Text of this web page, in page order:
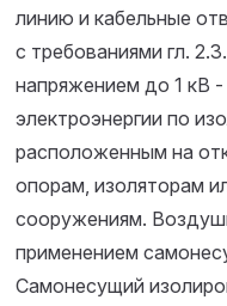
линию и кабельные
с требованиями гл. 2.3.
напряжением до 1 кВ
электроэнергии по
расположенным на
опорам, изоляторам
сооружениям.
применением
Самонесущий